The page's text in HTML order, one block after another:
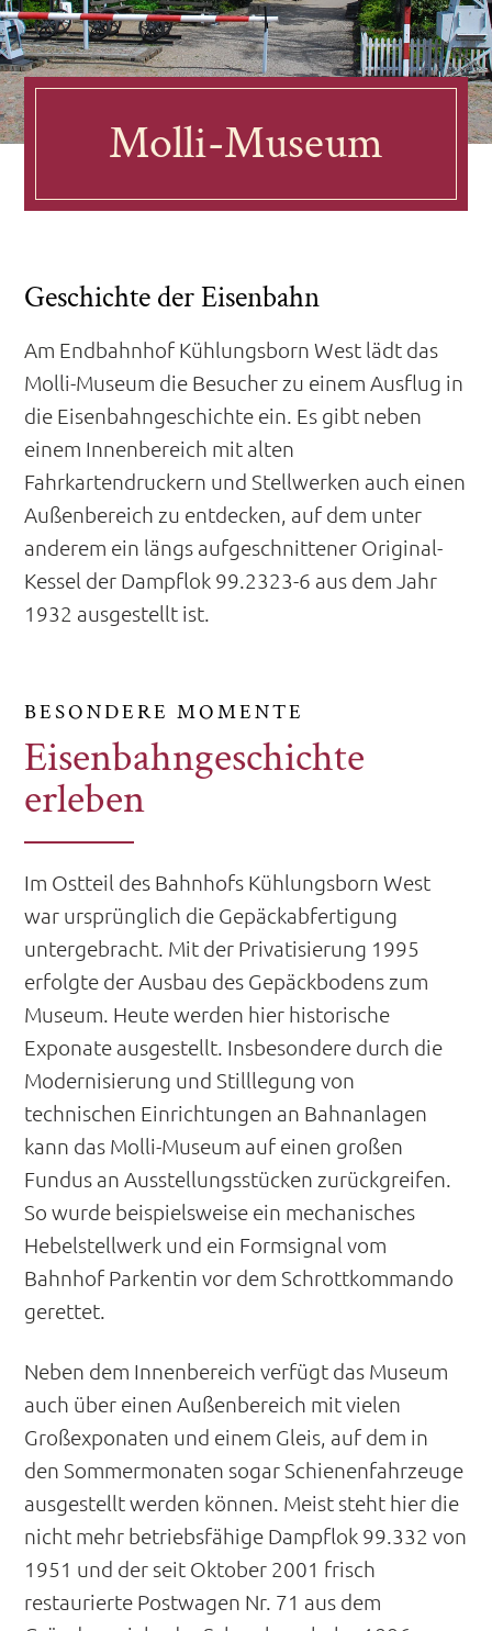
Molli-Museum
Geschichte der Eisenbahn
Am Endbahnhof Kühlungsborn West lädt das
Molli-Museum die Besucher zu einem Ausflug in
die Eisenbahngeschichte ein. Es gibt neben
einem Innenbereich mit alten
Fahrkartendruckern und Stellwerken auch einen
Außenbereich zu entdecken, auf dem unter
anderem ein längs aufgeschnittener Original-
Kessel der Dampflok 99.2323-6 aus dem Jahr
1932 ausgestellt ist.
BESONDERE MOMENTE
Eisenbahngeschichte
erleben
Im Ostteil des Bahnhofs Kühlungsborn West
war ursprünglich die Gepäckabfertigung
untergebracht. Mit der Privatisierung 1995
erfolgte der Ausbau des Gepäckbodens zum
Museum. Heute werden hier historische
Exponate ausgestellt. Insbesondere durch die
Modernisierung und Stilllegung von
technischen Einrichtungen an Bahnanlagen
kann das Molli-Museum auf einen großen
Fundus an Ausstellungsstücken zurückgreifen.
So wurde beispielsweise ein mechanisches
Hebelstellwerk und ein Formsignal vom
Bahnhof Parkentin vor dem Schrottkommando
gerettet.
Neben dem Innenbereich verfügt das Museum
auch über einen Außenbereich mit vielen
Großexponaten und einem Gleis, auf dem in
den Sommermonaten sogar Schienenfahrzeuge
ausgestellt werden können. Meist steht hier die
nicht mehr betriebsfähige Dampflok 99.332 von
1951 und der seit Oktober 2001 frisch
restaurierte Postwagen Nr. 71 aus dem